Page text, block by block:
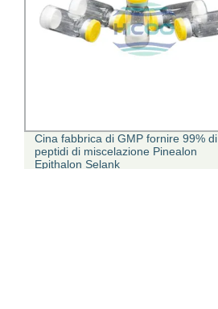
Cina fabbrica di GMP fornire 99% di
peptidi di miscelazione Pinealon
Epithalon Selank